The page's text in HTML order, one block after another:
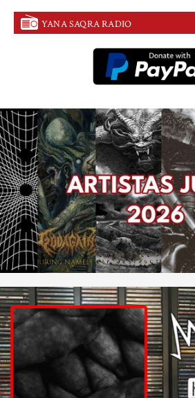
YANA SAQRA RADIO